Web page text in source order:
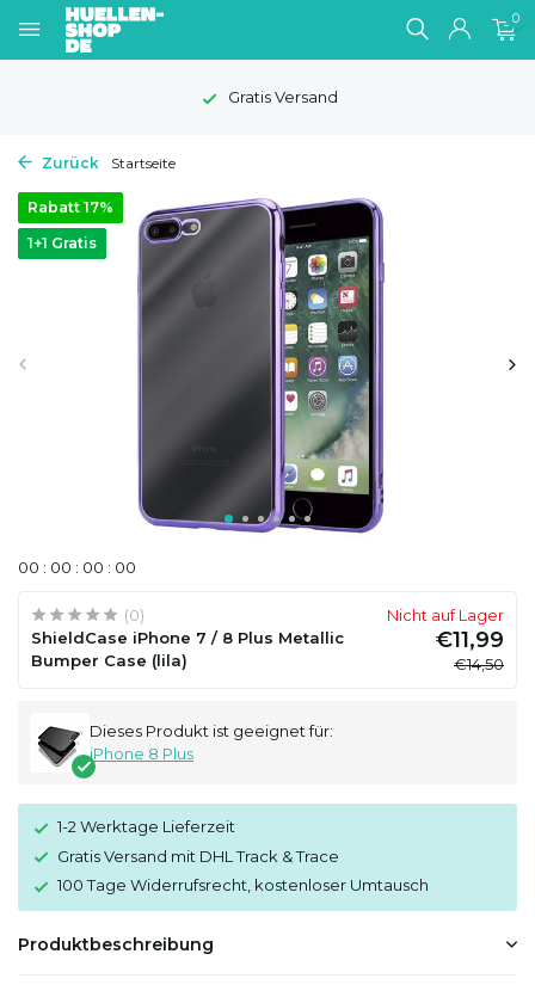
0
Gratis Versand
Zurück Startseite
Rabatt 17%
1+1 Gratis
00 : 00 : 00 : 00
(0)
ShieldCase iPhone 7 / 8 Plus Metallic
Bumper Case (lila)
Nicht auf Lager
€11,99
€14,50
Dieses Produkt ist geeignet für:
iPhone 8 Plus
1-2 Werktage Lieferzeit
Gratis Versand mit DHL Track & Trace
100 Tage Widerrufsrecht, kostenloser Umtausch
Produktbeschreibung